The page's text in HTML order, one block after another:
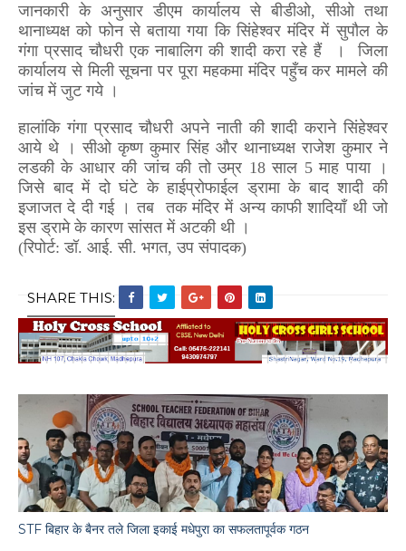
जानकारी के अनुसार डीएम कार्यालय से बीडीओ,सीओ तथा
थानाध्यक्ष को फोन से बताया गया कि सिंहेश्वर मंदिर में सुपौल के
गंगा प्रसाद चौधरी एक नाबालिग की शादी करा रहे हैं ।
जिला
कार्यालय से मिली सूचना पर पूरा महकमा मंदिर पहुँच कर मामले की
जांच में जुट गये ।
हालांकि गंगा प्रसाद चौधरी अपने नाती की शादी कराने सिंहेश्वर
आये थे । सीओ कृष्ण कुमार सिंह और थानाध्यक्ष राजेश कुमार ने
लडकी के आधार की जांच की तो उम्र 18साल 5माह पाया ।
जिसे बाद में दो घंटे के हाईप्रोफाईल ड्रामा के बाद शादी की
इजाजत दे दी गई । तब
तक मंदिर में अन्य काफी शादियाँ थी जो
इस ड्रामे के कारण सांसत में अटकी थी ।
(रिपोर्ट: डॉ. आई. सी. भगत, उप संपादक)
SHARE THIS:
STF बिहार के बैनर तले जिला इकाई मधेपुरा का सफलतापूर्वक गठन